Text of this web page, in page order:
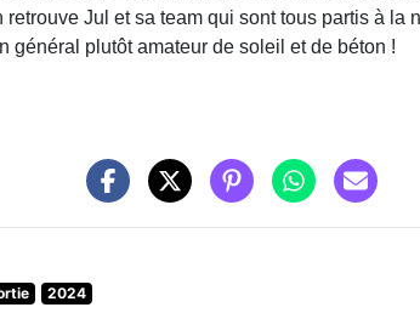
retrouve Jul et sa team qui sont tous partis à la
général plutôt amateur de soleil et de béton !
2024